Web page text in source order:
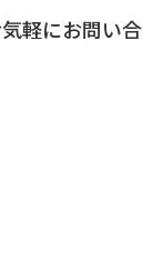
軽にお問い合